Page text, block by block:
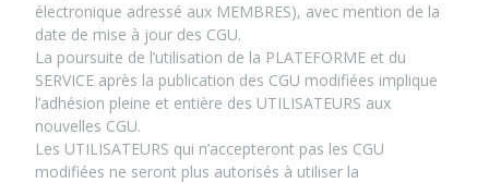
électronique adressé aux MEMBRES), avec mention de la
date de mise à jour des CGU.
La poursuite de l’utilisation de la PLATEFORME et du
SERVICE après la publication des CGU modifiées implique
l’adhésion pleine et entière des UTILISATEURS aux
nouvelles CGU.
Les UTILISATEURS qui n’accepteront pas les CGU
modifiées ne seront plus autorisés à utiliser la